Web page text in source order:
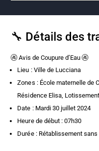
🔧 Détails des
🚱 Avis de Coupure d’Eau 🚱
Lieu : Ville de Lucciana
Zones : École maternelle de
Résidence Elisa,
Date : Mardi 30 juillet 2024
Heure de début : 07h30
Durée : Rétablissement sans